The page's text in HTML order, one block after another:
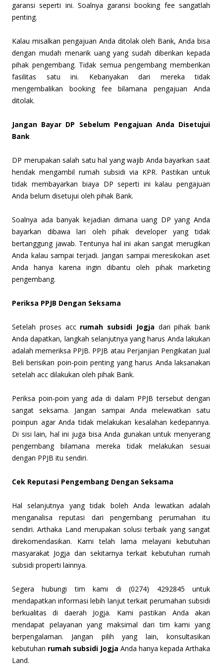
garansi seperti ini. Soalnya garansi booking fee sangatlah
penting.
Kalau misalkan pengajuan Anda ditolak oleh Bank, Anda bisa
dengan mudah menarik uang yang sudah diberikan kepada
pihak pengembang. Tidak semua pengembang memberikan
fasilitas satu ini. Kebanyakan dari mereka tidak
mengembalikan booking fee bilamana pengajuan Anda
ditolak.
Jangan Bayar DP Sebelum Pengajuan Anda Disetujui
Bank
DP merupakan salah satu hal yang wajib Anda bayarkan saat
hendak mengambil rumah subsidi via KPR. Pastikan untuk
tidak membayarkan biaya DP seperti ini kalau pengajuan
Anda belum disetujui oleh pihak Bank.
Soalnya ada banyak kejadian dimana uang DP yang Anda
bayarkan dibawa lari oleh pihak developer yang tidak
bertanggung jawab. Tentunya hal ini akan sangat merugikan
Anda kalau sampai terjadi. Jangan sampai meresikokan aset
Anda hanya karena ingin dibantu oleh pihak marketing
pengembang.
Periksa PPJB Dengan Seksama
Setelah proses acc rumah subsidi Jogja dari pihak bank
Anda dapatkan, langkah selanjutnya yang harus Anda lakukan
adalah memeriksa PPJB. PPJB atau Perjanjian Pengikatan Jual
Beli berisikan poin-poin penting yang harus Anda laksanakan
setelah acc dilakukan oleh pihak Bank.
Periksa poin-poin yang ada di dalam PPJB tersebut dengan
sangat seksama. Jangan sampai Anda melewatkan satu
poinpun agar Anda tidak melakukan kesalahan kedepannya.
Di sisi lain, hal ini juga bisa Anda gunakan untuk menyerang
pengembang bilamana mereka tidak melakukan sesuai
dengan PPJB itu sendiri.
Cek Reputasi Pengembang Dengan Seksama
Hal selanjutnya yang tidak boleh Anda lewatkan adalah
menganalisa reputasi dari pengembang perumahan itu
sendiri. Arthaka Land merupakan solusi terbaik yang sangat
direkomendasikan. Kami telah lama melayani kebutuhan
masyarakat Jogja dan sekitarnya terkait kebutuhan rumah
subsidi properti lainnya.
Segera hubungi tim kami di (0274) 4292845 untuk
mendapatkan informasi lebih lanjut terkait perumahan subsidi
berkualitas di daerah Jogja. Kami pastikan Anda akan
mendapat pelayanan yang maksimal dari tim kami yang
berpengalaman. Jangan pilih yang lain, konsultasikan
kebutuhan rumah subsidi Jogja Anda hanya kepada Arthaka
Land.